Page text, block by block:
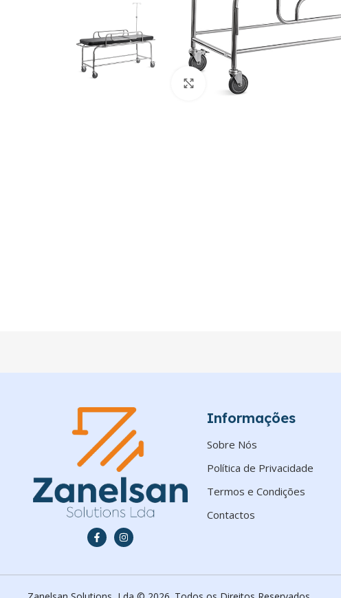
Click para aumentar
Informações
Sobre Nós
Política de Privacidade
Termos e Condições
Contactos